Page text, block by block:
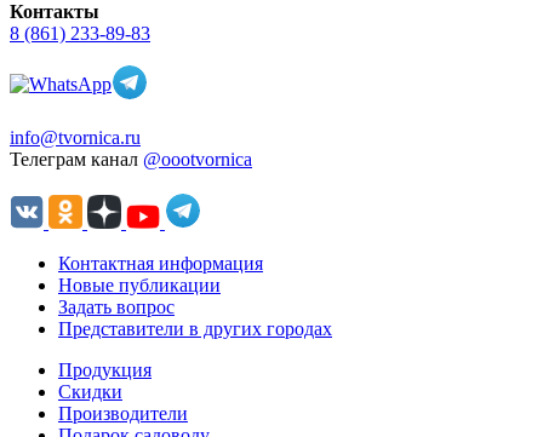
Контакты
8 (861) 233-89-83
info@tvornica.ru
Телеграм канал @oootvornica
Контактная информация
Новые публикации
Задать вопрос
Представители в других городах
Продукция
Скидки
Производители